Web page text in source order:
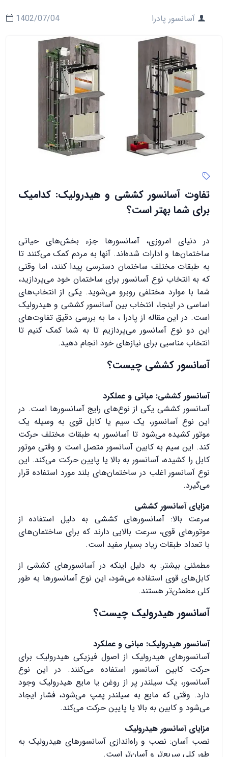
آسانسور پادرا
1402/07/04
تفاوت آسانسور کششی و هیدرولیک: کدامیک
برای شما بهتر است؟
در دنیای امروزی، آسانسورها جزء بخش‌های حیاتی
ساختمان‌ها و ادارات شده‌اند. آنها به مردم کمک می‌کنند تا
به طبقات مختلف ساختمان دسترسی پیدا کنند، اما وقتی
که به انتخاب نوع آسانسور برای ساختمان خود می‌پردازید،
شما با موارد مختلفی روبرو می‌شوید. یکی از انتخاب‌های
اساسی در اینجا، انتخاب بین آسانسور کششی و هیدرولیک
است. در این مقاله از پادرا ، ما به بررسی دقیق تفاوت‌های
این دو نوع آسانسور می‌پردازیم تا به شما کمک کنیم تا
انتخاب مناسبی برای نیازهای خود انجام دهید.
آسانسور کششی چیست؟
آسانسور کششی: مبانی و عملکرد
آسانسور کششی یکی از نوع‌های رایج آسانسورها است. در
این نوع آسانسور، یک سیم یا کابل قوی به وسیله یک
موتور کشیده می‌شود تا آسانسور به طبقات مختلف حرکت
کند. این سیم به کابین آسانسور متصل است و وقتی موتور
کابل را کشیده، آسانسور به بالا یا پایین حرکت می‌کند. این
نوع آسانسور اغلب در ساختمان‌های بلند مورد استفاده قرار
می‌گیرد.
مزایای آسانسور کششی
سرعت بالا: آسانسورهای کششی به دلیل استفاده از
موتورهای قوی، سرعت بالایی دارند که برای ساختمان‌های
با تعداد طبقات زیاد بسیار مفید است.
مطمئنی بیشتر: به دلیل اینکه در آسانسورهای کششی از
کابل‌های قوی استفاده می‌شود، این نوع آسانسورها به طور
کلی مطمئن‌تر هستند.
آسانسور هیدرولیک چیست؟
آسانسور هیدرولیک: مبانی و عملکرد
آسانسورهای هیدرولیک از اصول فیزیکی هیدرولیک برای
حرکت کابین آسانسور استفاده می‌کنند. در این نوع
آسانسور، یک سیلندر پر از روغن یا مایع هیدرولیک وجود
دارد. وقتی که مایع به سیلندر پمپ می‌شود، فشار ایجاد
می‌شود و کابین به بالا یا پایین حرکت می‌کند.
مزایای آسانسور هیدرولیک
نصب آسان: نصب و راه‌اندازی آسانسورهای هیدرولیک به
طور کلی سریع‌تر و آسان‌تر است.